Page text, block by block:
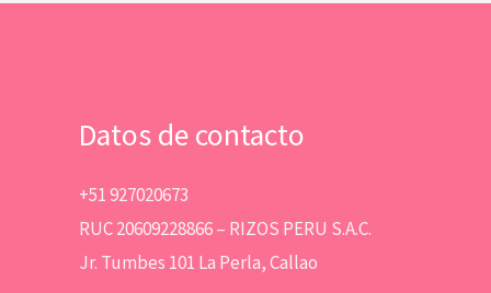
Datos de contacto
+51 927020673
RUC 20609228866 – RIZOS PERU S.A.C.
Jr. Tumbes 101 La Perla, Callao